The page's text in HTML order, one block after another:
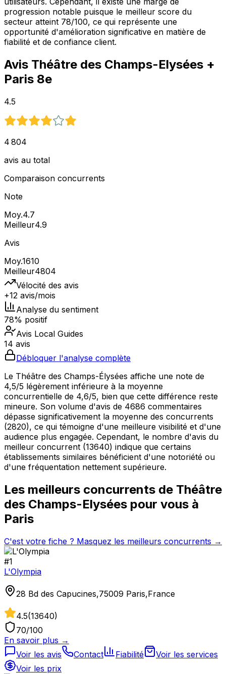
progression notable puisque le meilleur score du
secteur atteint 78/100, ce qui représente une
opportunité d'amélioration significative en matière de
fiabilité et de confiance client.
Avis Théâtre des Champs-Elysées +
Paris 8e
4.5
4 804
avis au total
Comparaison concurrents
Note
Moy.4.7
Meilleur4.9
Avis
Moy.1610
Meilleur4804
Vélocité des avis
+12 avis/mois
Analyse du sentiment
78% positif
Avis Local Guides
14 avis
Débloquer l'analyse complète
Le Théâtre des Champs-Élysées affiche une note de
4,5/5 légèrement inférieure à la moyenne
concurrentielle de 4,6/5, bien que cette différence reste
mineure. Son volume d'avis de 4686 commentaires
dépasse significativement la moyenne des concurrents
(2820), ce qui témoigne d'une meilleure visibilité et d'une
audience plus engagée. Cependant, le nombre d'avis du
meilleur concurrent (13640) indique que certains
établissements similaires bénéficient d'une notoriété ou
d'une fréquentation nettement supérieure.
Les meilleurs concurrents de Théâtre
des Champs-Elysées pour vous à
Paris
C'est votre fiche ? Masquez les meilleurs concurrents →
#1
L'Olympia
28 Bd des Capucines,75009 Paris,France
4.5(13640)
70/100
En savoir plus →
Voir les avis
Contact Fiabilité
Voir les services
Voir les prix